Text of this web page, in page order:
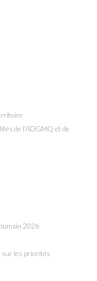
de l’ADGMQ et de
2026
sur les priorités